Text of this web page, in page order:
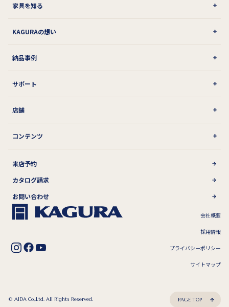
家具を知る
KAGURAの想い
納品事例
サポート
店舗
コンテンツ
来店予約
カタログ請求
お問い合わせ
会社概要
採用情報
プライバシーポリシー
サイトマップ
© AIDA Co,.Ltd. All Rights Reserved. PAGE TOP